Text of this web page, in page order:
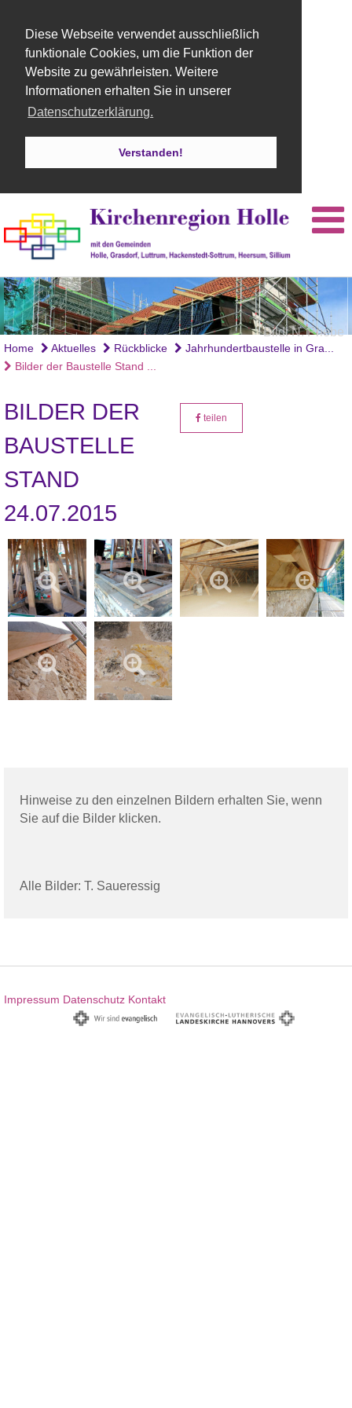
Diese Webseite verwendet ausschließlich
funktionale Cookies, um die Funktion der
Website zu gewährleisten. Weitere
Informationen erhalten Sie in unserer
Datenschutzerklärung.
Verstanden!
Bild: N. Priebe
Bild: H. Esser
Bild: Felix Bertram
Home Aktuelles Rückblicke
Jahrhundertbaustelle in Gra...
Bilder der Baustelle Stand ...
BILDER DER
BAUSTELLE
STAND
24.07.2015
teilen
Hinweise zu den einzelnen Bildern erhalten Sie, wenn
Sie auf die Bilder klicken.
Alle Bilder: T. Saueressig
Impressum Datenschutz Kontakt